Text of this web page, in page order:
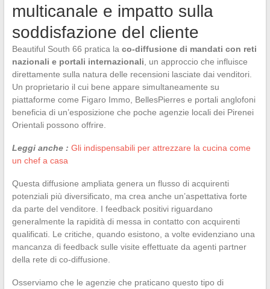
multicanale e impatto sulla
soddisfazione del cliente
Beautiful South 66 pratica la co-diffusione di mandati con reti
nazionali e portali internazionali , un approccio che influisce
direttamente sulla natura delle recensioni lasciate dai venditori.
Un proprietario il cui bene appare simultaneamente su
piattaforme come Figaro Immo, BellesPierres e portali anglofoni
beneficia di un’esposizione che poche agenzie locali dei Pirenei
Orientali possono offrire.
Leggi anche : Gli indispensabili per attrezzare la cucina come
un chef a casa
Questa diffusione ampliata genera un flusso di acquirenti
potenziali più diversificato, ma crea anche un’aspettativa forte
da parte del venditore. I feedback positivi riguardano
generalmente la rapidità di messa in contatto con acquirenti
qualificati. Le critiche, quando esistono, a volte evidenziano una
mancanza di feedback sulle visite effettuate da agenti partner
della rete di co-diffusione.
Osserviamo che le agenzie che praticano questo tipo di